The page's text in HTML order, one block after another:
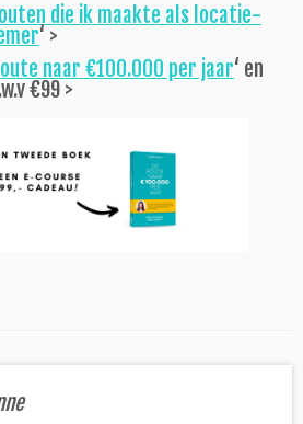
die ik maakte als locatie-
‘ >
naar €100.000 per jaar‘ en
€99 >